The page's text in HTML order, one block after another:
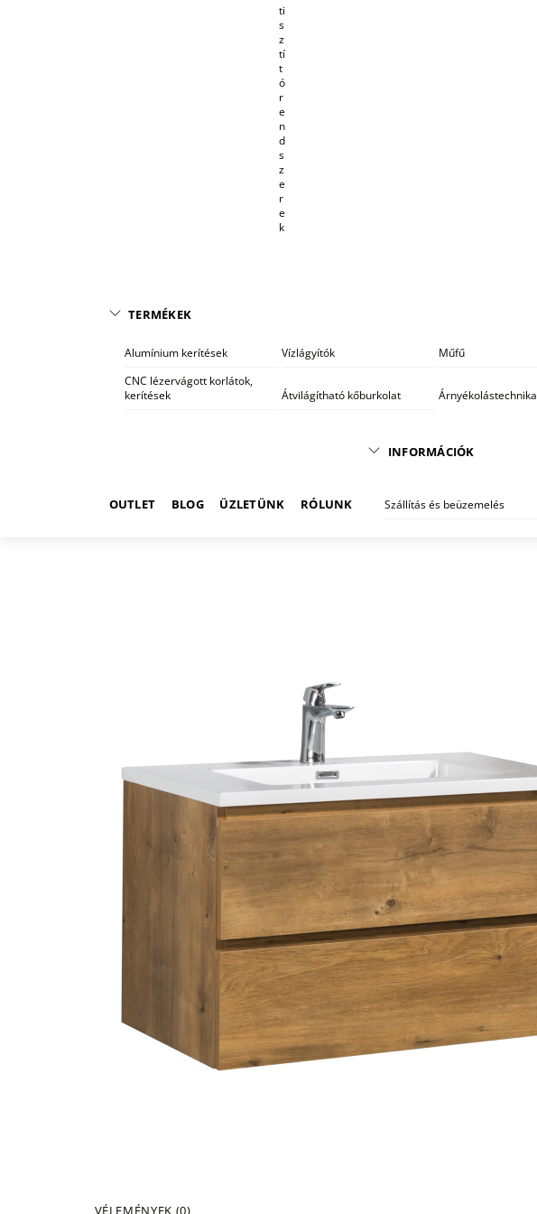
ti
s
z
tí
t
ó
r
e
n
d
s
z
e
r
e
k
TERMÉKEK
Alumínium kerítések Vízlágyítók Műfű
CNC lézervágott korlátok,
kerítések
Átvilágítható kőburkolat Árnyékolástechnika
OUTLET BLOG ÜZLETÜNK RÓLUNK
INFORMÁCIÓK
Szállítás és beüzemelés